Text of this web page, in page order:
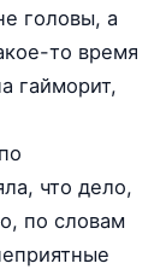
головы, а
то время
гайморит,
что дело,
по словам